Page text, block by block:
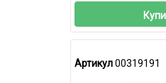
Артикул00319191